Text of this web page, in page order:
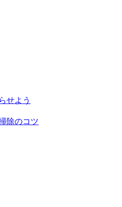
せよう
除のコツ